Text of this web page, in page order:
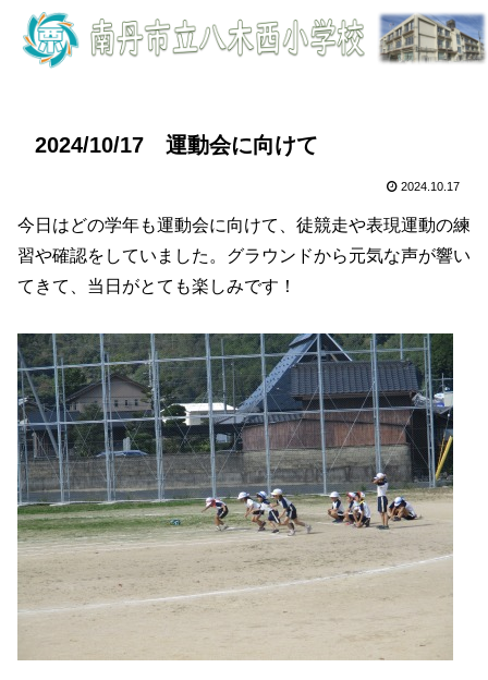
2024/10/17 運動会に向けて
2024.10.17
今日はどの学年も運動会に向けて、徒競走や表現運動の練
習や確認をしていました。グラウンドから元気な声が響い
てきて、当日がとても楽しみです！